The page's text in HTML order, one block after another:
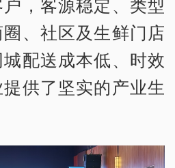
、社区及生鲜门店
配送成本低、时效
供了坚实的产业生